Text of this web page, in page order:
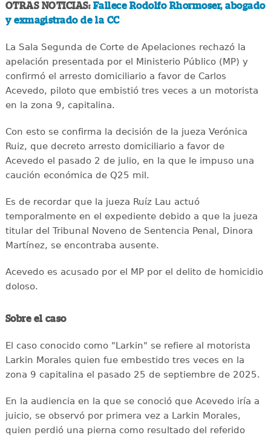
OTRAS NOTICIAS: Fallece Rodolfo Rhormoser, abogado
y exmagistrado de la CC
La Sala Segunda de Corte de Apelaciones rechazó la
apelación presentada por el Ministerio Público (MP) y
confirmó el arresto domiciliario a favor de Carlos
Acevedo, piloto que embistió tres veces a un motorista
en la zona 9, capitalina.
Con esto se confirma la decisión de la jueza Verónica
Ruiz, que decreto arresto domiciliario a favor de
Acevedo el pasado 2 de julio, en la que le impuso una
caución económica de Q25 mil.
Es de recordar que la jueza Ruíz Lau actuó
temporalmente en el expediente debido a que la jueza
titular del Tribunal Noveno de Sentencia Penal, Dinora
Martínez, se encontraba ausente.
Acevedo es acusado por el MP por el delito de homicidio
doloso.
Sobre el caso
El caso conocido como "Larkin" se refiere al motorista
Larkin Morales quien fue embestido tres veces en la
zona 9 capitalina el pasado 25 de septiembre de 2025.
En la audiencia en la que se conoció que Acevedo iría a
juicio, se observó por primera vez a Larkin Morales,
quien perdió una pierna como resultado del referido